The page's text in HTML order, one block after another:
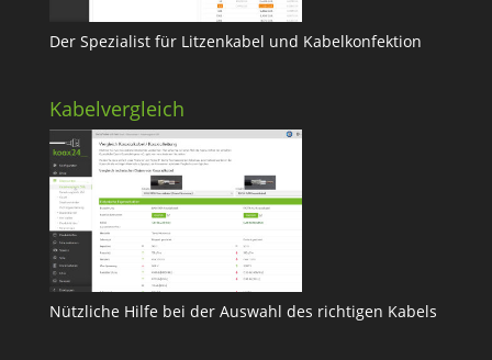
Der Spezialist für Litzenkabel und Kabelkonfektion
Kabelvergleich
Nützliche Hilfe bei der Auswahl des richtigen Kabels